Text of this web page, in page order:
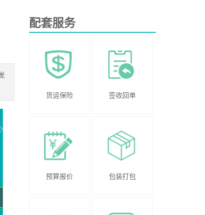
配套服务
货运保险 签收回单
预算报价 包装打包